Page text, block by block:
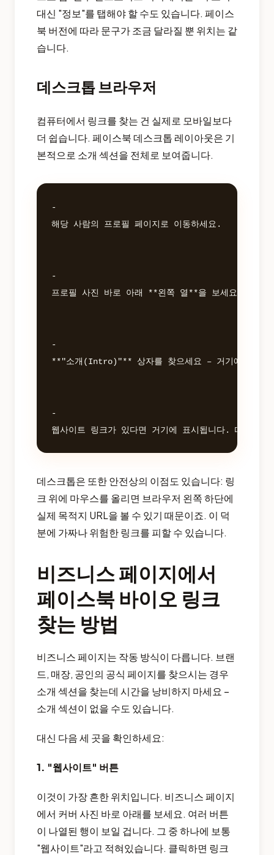
대신 "정보"를 탭해야 할 수도 있습니다. 페이스
북 버전에 따라 문구가 조금 달라질 뿐 위치는 같
습니다.
데스크톱 브라우저
컴퓨터에서 링크를 찾는 건 실제로 모바일보다
더 쉽습니다. 페이스북 데스크톱 레이아웃은 기
본적으로 소개 섹션을 전체로 보여줍니다.
-
해당 사람의 프로필 페이지로 이동하세요.
-
프로필 사진 바로 아래 **왼쪽 열**을 보세요.
-
**"소개(Intro)"** 상자를 찾으세요 – 거기에 바이오
-
데스크톱은 또한 안전상의 이점도 있습니다: 링
크 위에 마우스를 올리면 브라우저 왼쪽 하단에
실제 목적지 URL을 볼 수 있기 때문이죠. 이 덕
분에 가짜나 위험한 링크를 피할 수 있습니다.
비즈니스 페이지에서
페이스북 바이오 링크
찾는 방법
비즈니스 페이지는 작동 방식이 다릅니다. 브랜
드, 매장, 공인의 공식 페이지를 찾으시는 경우
소개 섹션을 찾는데 시간을 낭비하지 마세요 –
소개 섹션이 없을 수도 있습니다.
대신 다음 세 곳을 확인하세요:
1. "웹사이트" 버튼
이것이 가장 흔한 위치입니다. 비즈니스 페이지
에서 커버 사진 바로 아래를 보세요. 여러 버튼
이 나열된 행이 보일 겁니다. 그 중 하나에 보통
"웹사이트"라고 적혀있습니다. 클릭하면 링크